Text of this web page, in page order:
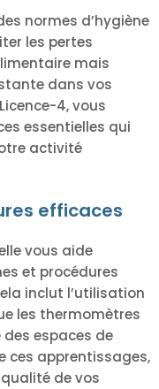
normes d’hygiène
les pertes
mais
dans vos
4, vous
essentielles qui
activité
efficaces
vous aide
et procédures
inclut l’utilisation
les thermomètres
espaces de
ces apprentissages,
de vos